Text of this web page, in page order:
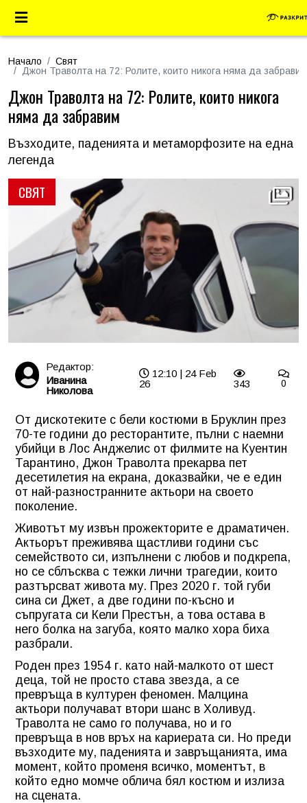
Начало
Свят
Джон Траволта на 72: Ролите, които никога няма да забравим
СВЯТ
Джон Траволта на 72: Ролите, които никога
няма да забравим
Възходите, паденията и метаморфозите на една
легенда
Редактор:
Иванина
Николова
12:10 | 24 Feb
26
343 0
От дискотеките с бели костюми в Бруклин през
70-те години до ресторантите, пълни с наемни
убийци в Лос Анджелис от филмите на Куентин
Тарантино, Джон Траволта прекарва пет
десетилетия на екрана, доказвайки, че е един
от най-разностранните актьори на своето
поколение.
Животът му извън прожекторите е драматичен.
Актьорът преживява щастливи години със
семейството си, изпълнени с любов и подкрепа,
но се сблъсква с тежки лични трагедии, които
разтърсват живота му. През 2020 г. той губи
сина си Джет, а две години по-късно и
съпругата си Кели Престън, а това остава в
него болка на загуба, която малко хора биха
разбрали.
Роден през 1954 г. като най-малкото от шест
деца, той не просто става звезда, а се
превръща в културен феномен. Малцина
актьори получават втори шанс в Холивуд.
Траволта не само го получава, но и го
превръща в нов връх на кариерата си. Но преди
възходите му, паденията и завръщанията, има
момент, който променя всичко, моментът, в
който едно момче облича бял костюм и излиза
на сцената.